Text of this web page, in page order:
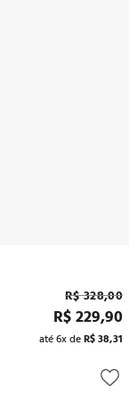
R$328,00
R$229,90
até6x deR$38,31